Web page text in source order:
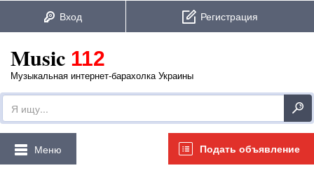
Music 112
Музыкальная интернет-барахолка Украины
Подать объявление
Меню